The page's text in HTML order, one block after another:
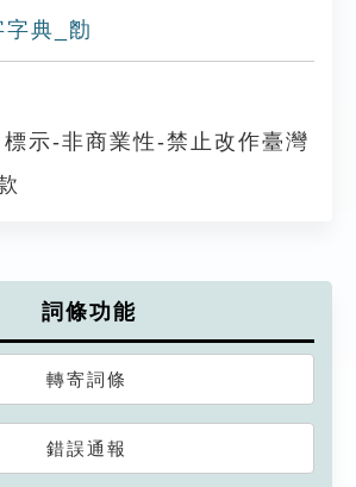
典_㔡
示-非商業性-禁止改作臺灣
詞條功能
轉寄詞條
錯誤通報